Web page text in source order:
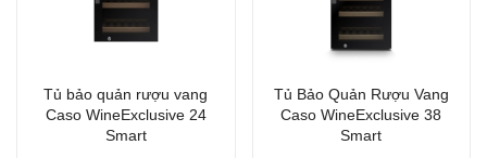
Tủ bảo quản rượu vang
Caso WineExclusive 24
Smart
Tủ Bảo Quản Rượu Vang
Caso WineExclusive 38
Smart